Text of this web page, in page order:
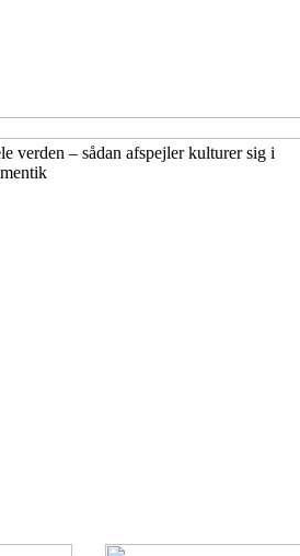
verden – sådan afspejler kulturer sig i